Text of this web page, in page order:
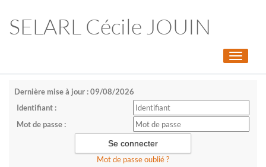
SELARL Cécile JOUIN
Toggle
Dernière mise à jour : 09/08/2026
Identifiant :
Mot de passe :
Mot de passe oublié ?